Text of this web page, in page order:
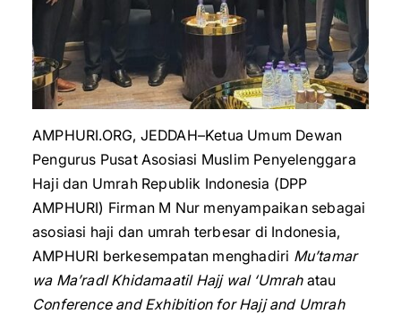
AMPHURI.ORG, JEDDAH–Ketua Umum Dewan
Pengurus Pusat Asosiasi Muslim Penyelenggara
Haji dan Umrah Republik Indonesia (DPP
AMPHURI) Firman M Nur menyampaikan sebagai
asosiasi haji dan umrah terbesar di Indonesia,
AMPHURI berkesempatan menghadiri Mu’tamar
wa Ma’radl Khidamaatil Hajj wal ‘Umrahatau
Conference and Exhibition for Hajj and Umrah